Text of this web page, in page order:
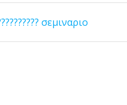
σεμιναριο